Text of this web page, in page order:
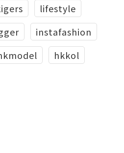
lifestyle
instafashion
hkkol